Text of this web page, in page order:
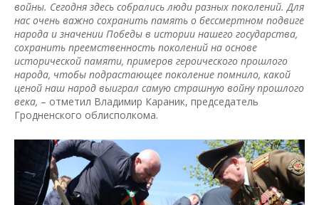
войны. Сегодня здесь собрались люди разных поколений. Для
нас очень важно сохранить память о бессмертном подвиге
народа и значении Победы в истории нашего государства,
сохранить преемственность поколений на основе
исторической памяти, примеров героического прошлого
народа, чтобы подрастающее поколение помнило, какой
ценой наш народ выиграл самую страшную войну прошлого
века, – отметил Владимир Караник, председатель
Гродненского облисполкома.